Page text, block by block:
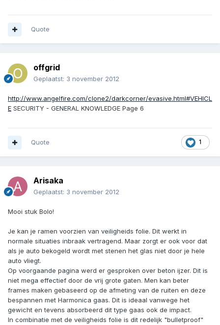
Quote
offgrid
Geplaatst: 3 november 2012
http://www.angelfire.com/clone2/darkcorner/evasive.html#VEHICL
E SECURITY - GENERAL KNOWLEDGE Page 6
1
Quote
Arisaka
Geplaatst: 3 november 2012
Mooi stuk Bolo!
Je kan je ramen voorzien van veiligheids folie. Dit werkt in
normale situaties inbraak vertragend. Maar zorgt er ook voor dat
als je auto bekogeld wordt met stenen het glas niet door je hele
auto vliegt.
Op voorgaande pagina werd er gesproken over beton ijzer. Dit is
niet mega effectief door de vrij grote gaten. Men kan beter
frames maken gebaseerd op de afmeting van de ruiten en deze
bespannen met Harmonica gaas. Dit is ideaal vanwege het
gewicht en tevens absorbeerd dit type gaas ook de impact.
In combinatie met de veiligheids folie is dit redelijk "bulletproof"